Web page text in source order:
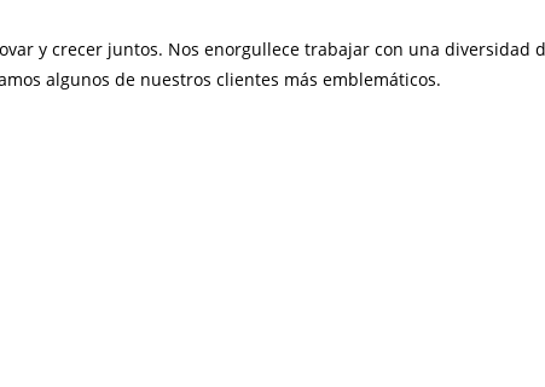
y crecer juntos. Nos enorgullece trabajar con una diversidad
algunos de nuestros clientes más emblemáticos.